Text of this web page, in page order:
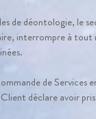
de déontologie, le
interrompre à tout
de Services
déclare avoir